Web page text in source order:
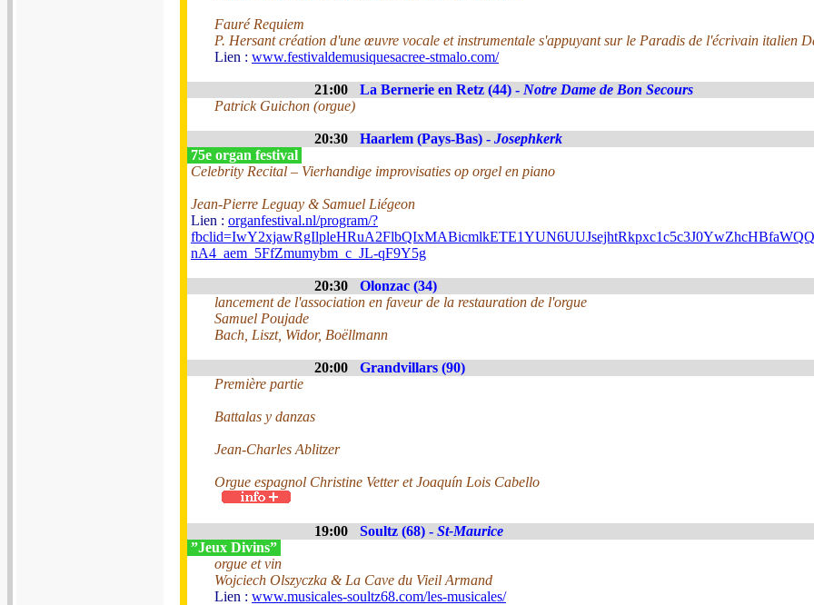
Fauré Requiem
P. Hersant création d'une œuvre vocale et instrumentale s'appuyant sur le Paradis de l'écrivain italien
Lien : www.festivaldemusiquesacree-stmalo.com/
21:00 La Bernerie en Retz (44) - Notre Dame de Bon Secours
Patrick Guichon (orgue)
20:30 Haarlem (Pays-Bas) - Josephkerk
75e organ festival
Celebrity Recital – Vierhandige improvisaties op orgel en piano
Jean-Pierre Leguay & Samuel Liégeon
Lien : organfestival.nl/program/?
nA4_aem_5FfZmumybm_c_JL-qF9Y5g
20:30
Olonzac (34)
lancement de l'association en faveur de la restauration de l'orgue
Samuel Poujade
Bach, Liszt, Widor, Boëllmann
20:00
Grandvillars (90)
Première partie
Battalas y danzas
Jean-Charles Ablitzer
Orgue espagnol Christine Vetter et Joaquín Lois Cabello
19:00 Soultz (68) - St-Maurice
”Jeux Divins”
orgue et vin
Wojciech Olszyczka & La Cave du Vieil Armand
Lien : www.musicales-soultz68.com/les-musicales/